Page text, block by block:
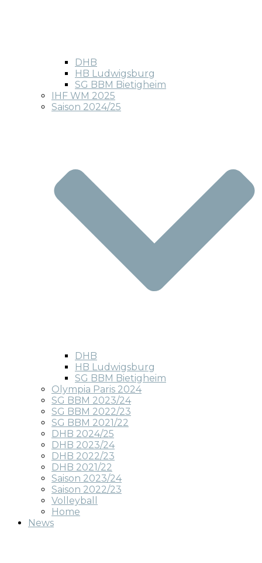
DHB
HB Ludwigsburg
SG BBM Bietigheim
IHF WM 2025
Saison 2024/25
DHB
HB Ludwigsburg
SG BBM Bietigheim
Olympia Paris 2024
SG BBM 2023/24
SG BBM 2022/23
SG BBM 2021/22
DHB 2024/25
DHB 2023/24
DHB 2022/23
DHB 2021/22
Saison 2023/24
Saison 2022/23
Volleyball
Home
News